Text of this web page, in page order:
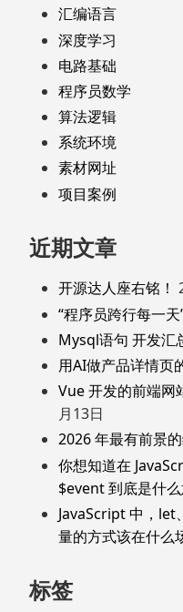
汇编语言
深度学习
电路基础
程序员数学
算法逻辑
系统环境
素材网址
项目案例
近期文章
开源达人座右铭！
“程序员跨行每一
Mysql语句 开发汇
用AI做产品详情页
Vue 开发的前端网
月13日
2026 年最有前景
你想知道在
$event 到底是什
JavaScript 中，
量的方式该在什么
标签